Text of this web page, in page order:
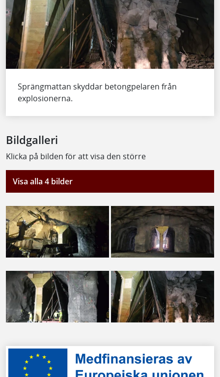
Sprängmattan skyddar betongpelaren från
explosionerna.
Bildgalleri
Klicka på bilden för att visa den större
Visa alla 4 bilder